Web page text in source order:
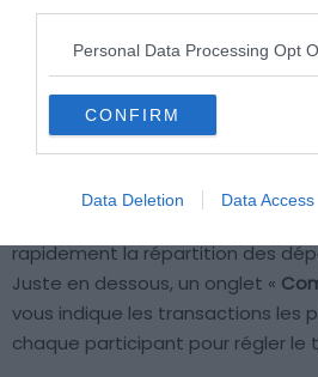
Personal Data Processing Opt
CONFIRM
Data Deletion Data Access
appuyant longuement sur le
L’interface se teinte alors en
poubelle» apparaît en haut à
suppression.
rapidement la répartition des
Juste en dessous, un onglet «
vous indique les transactions les
chaque participant pour régler le